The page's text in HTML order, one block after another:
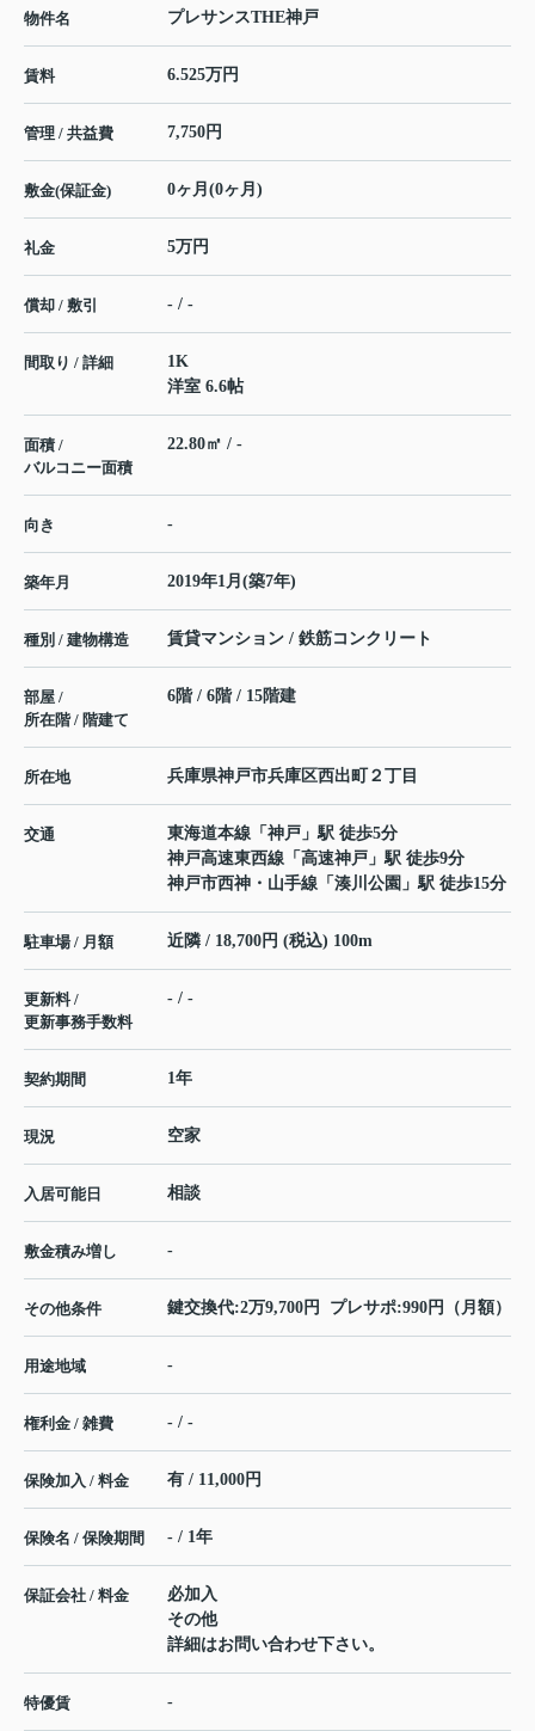
物件名 プレサンスTHE神戸
賃料 6.525万円
管理 / 共益費 7,750円
敷金(保証金) 0ヶ月(0ヶ月)
礼金 5万円
償却 / 敷引 - / -
間取り / 詳細
1K
洋室 6.6帖
面積 /
バルコニー面積
22.80㎡ / -
向き -
築年月 2019年1月(築7年)
種別 / 建物構造 賃貸マンション / 鉄筋コンクリート
部屋 /
所在階 / 階建て
6階 / 6階 / 15階建
所在地 兵庫県神戸市兵庫区西出町 ２丁目
交通 東海道本線 「 神戸 」駅 徒歩5分
神戸高速東西線 「 高速神戸 」駅 徒歩9分
神戸市西神・山手線 「 湊川公園 」駅 徒歩15分
駐車場 / 月額 近隣 / 18,700円 (税込) 100m
更新料 /
更新事務手数料
- / -
契約期間 1年
現況 空家
入居可能日 相談
敷金積み増し -
その他条件 鍵交換代:2万9,700円 プレサポ:990円（月額）
用途地域 -
権利金 / 雑費 - / -
保険加入 / 料金 有 / 11,000円
保険名 / 保険期間 - / 1年
保証会社 / 料金
必加入
その他
詳細はお問い合わせ下さい。
特優賃 -